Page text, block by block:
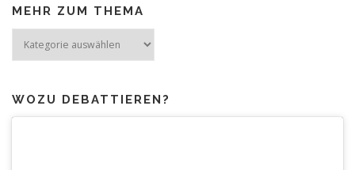
MEHR ZUM THEMA
zum
WOZU DEBATTIEREN?